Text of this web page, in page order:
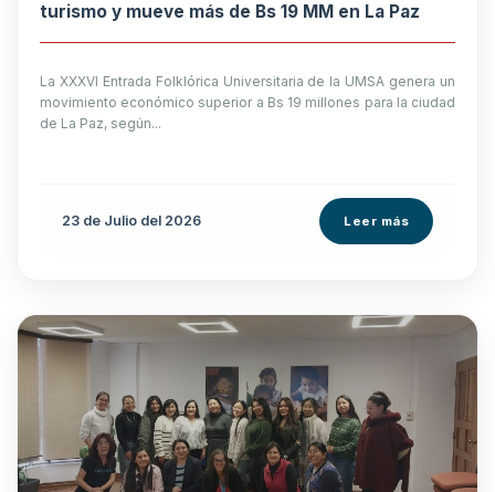
turismo y mueve más de Bs 19 MM en La Paz
La XXXVI Entrada Folklórica Universitaria de la UMSA genera un
movimiento económico superior a Bs 19 millones para la ciudad
de La Paz, según...
23 de Julio del 2026 Leer más